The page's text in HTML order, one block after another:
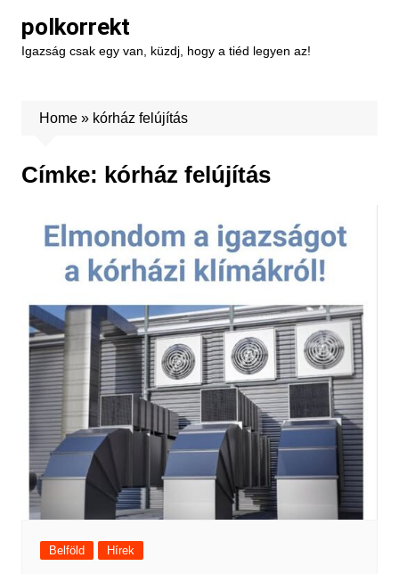
content
polkorrekt
Igazság csak egy van, küzdj, hogy a tiéd legyen az!
Home» kórház felújítás
Címke: kórház felújítás
Belföld Hírek